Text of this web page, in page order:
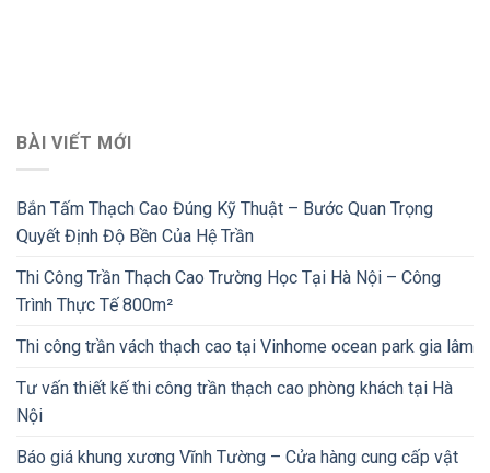
BÀI VIẾT MỚI
Bắn Tấm Thạch Cao Đúng Kỹ Thuật – Bước Quan Trọng
Quyết Định Độ Bền Của Hệ Trần
Thi Công Trần Thạch Cao Trường Học Tại Hà Nội – Công
Trình Thực Tế 800m²
Thi công trần vách thạch cao tại Vinhome ocean park gia lâm
Tư vấn thiết kế thi công trần thạch cao phòng khách tại Hà
Nội
Báo giá khung xương Vĩnh Tường – Cửa hàng cung cấp vật